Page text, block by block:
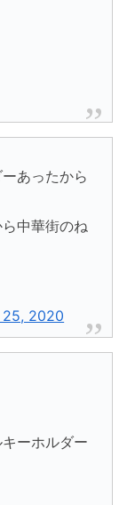
あったから
中華街のね
2020
ーホルダー